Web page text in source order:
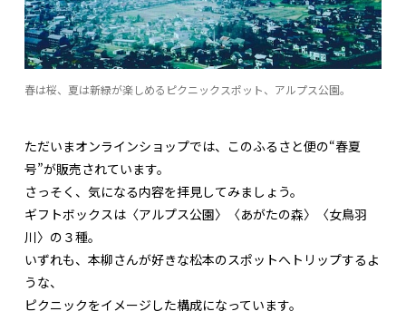
春は桜、夏は新緑が楽しめるピクニックスポット、アルプス公園。
ただいまオンラインショップでは、このふるさと便の“春夏
号”が販売されています。
さっそく、気になる内容を拝見してみましょう。
ギフトボックスは〈アルプス公園〉〈あがたの森〉〈女鳥羽
川〉の３種。
いずれも、本柳さんが好きな松本のスポットへトリップするよ
うな、
ピクニックをイメージした構成になっています。